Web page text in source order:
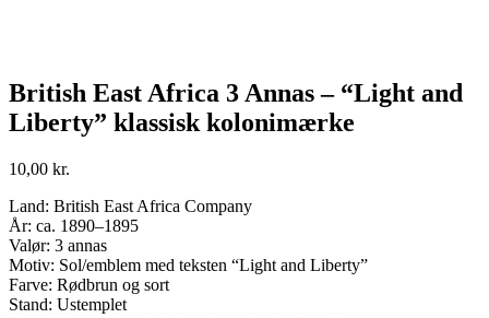
British East Africa 3 Annas – “Light and
Liberty” klassisk kolonimærke
10,00 kr.
Land: British East Africa Company
År: ca. 1890–1895
Valør: 3 annas
Motiv: Sol/emblem med teksten “Light and Liberty”
Farve: Rødbrun og sort
Stand: Ustemplet